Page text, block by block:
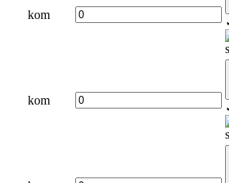
kom
kom